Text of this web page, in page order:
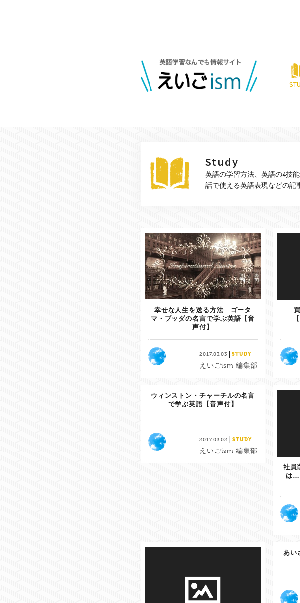
Study
英語の学習方法、英語の4技
話で使える英語表現などの記
幸せな人生を送る方法 ゴータ
マ・ブッダの名言で学ぶ英語【音
声付】
2017.03.03 |STUDY
えいごism 編集部
ウィンストン・チャーチルの名言
で学ぶ英語【音声付】
2017.03.02 |STUDY
えいごism 編集部
社員
は…
あい